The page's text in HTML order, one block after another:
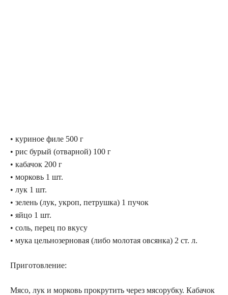
• куриное филе 500 г
• рис бурый (отварной) 100 г
• кабачок 200 г
• морковь 1 шт.
• лук 1 шт.
• зелень (лук, укроп, петрушка) 1 пучок
• яйцо 1 шт.
• соль, перец по вкусу
• мука цельнозерновая (либо молотая овсянка) 2 ст. л.
Приготовление:
Мясо, лук и морковь прокрутить через мясорубку. Кабачок